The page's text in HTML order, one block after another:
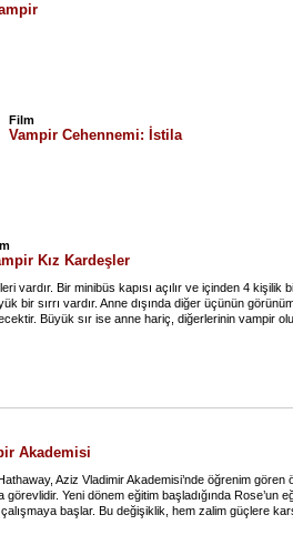
Film
Vampir Cehennemi: İstila
Kız Kardeşler
vardır. Bir minibüs kapısı açılır ve içinden 4 kişilik
bir sırrı vardır. Anne dışında diğer üçünün
Büyük sır ise anne hariç, diğerlerinin vampir
Akademisi
Aziz Vladimir Akademisi’nde öğrenim gören
Yeni dönem eğitim başladığında Rose’un
başlar. Bu değişiklik, hem zalim güçlere